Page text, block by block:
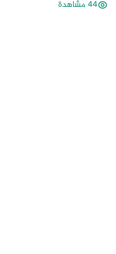
44 مشاهدة